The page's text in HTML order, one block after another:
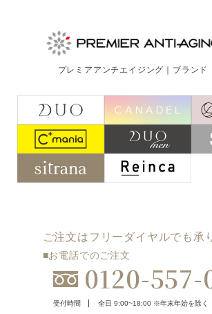
ご注文はフリーダイヤルでも承
0120-557-
受付時間 全日 9:00~18:00 ※年末年始を除く
フォームでのお問合わせは
プレミアアンチエイジング｜ブランド
ご注文はフリーダイヤルでも承
■お電話でのご注文
0120-557-
受付時間 全日 9:00~18:00 ※年末年始を除く